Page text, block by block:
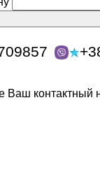
Ваш